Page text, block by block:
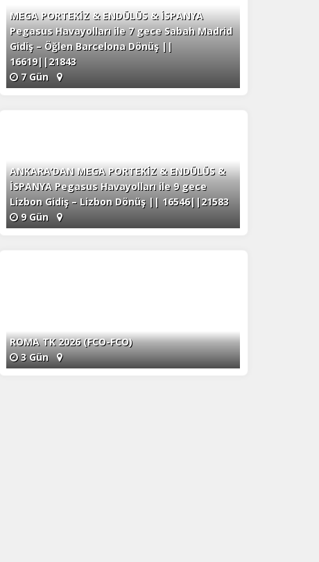
MEGA PORTEKİZ & ENDÜLÜS & İSPANYA
Pegasus Havayolları ile 7 gece Sabah Madrid
Gidiş – Öğlen Barcelona Dönüş ||
16619||21843
7 Gün
ANKARA’DAN MEGA PORTEKİZ & ENDÜLÜS &
İSPANYA Pegasus Havayolları ile 9 gece
Lizbon Gidiş – Lizbon Dönüş || 16546||21583
9 Gün
ROMA TK 2026 (FCO-FCO)
3 Gün